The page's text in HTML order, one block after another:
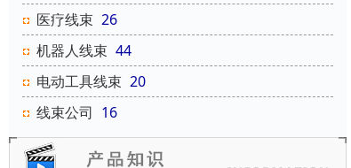
医疗线束 26
机器人线束 44
电动工具线束 20
线束公司 16